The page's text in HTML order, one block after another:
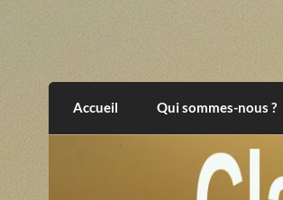
Clair et Obscur
Accueil Qui sommes-nous ?